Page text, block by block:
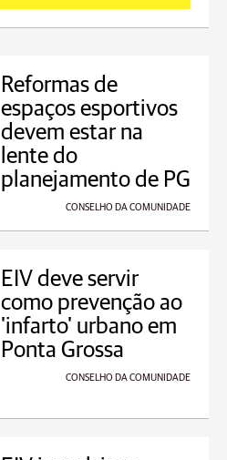
Reformas de
espaços esportivos
devem estar na
lente do
planejamento de PG
CONSELHO DA COMUNIDADE
EIV deve servir
como prevenção ao
'infarto' urbano em
Ponta Grossa
CONSELHO DA COMUNIDADE